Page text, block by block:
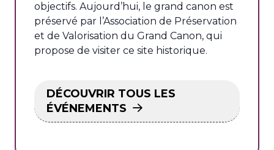
objectifs. Aujourd’hui, le grand canon est
préservé par l’Association de Préservation
et de Valorisation du Grand Canon, qui
propose de visiter ce site historique.
DÉCOUVRIR TOUS LES
ÉVÉNEMENTS